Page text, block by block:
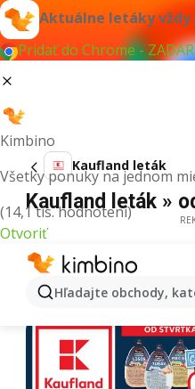
Aktuálne letáky vždy
Pridať do Chrome -
Kimbino
Všetky ponuky na jednom
(14,1 tis. hodnotení)
Otvoriť
Hľadajte obchody,
Kaufland leták
Kaufland leták »